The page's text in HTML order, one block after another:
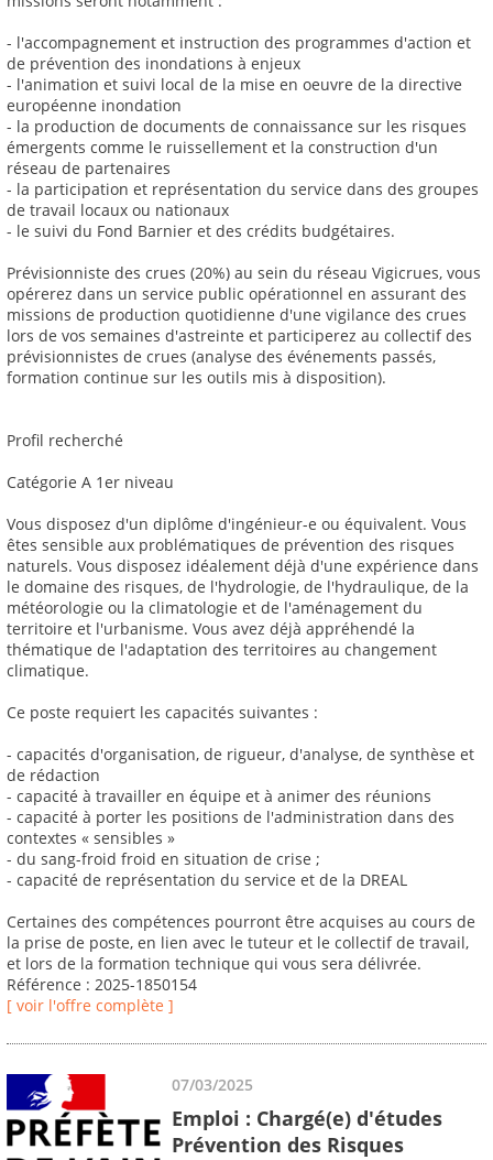
- l'accompagnement et instruction des programmes d'action et
de prévention des inondations à enjeux
- l'animation et suivi local de la mise en oeuvre de la directive
européenne inondation
- la production de documents de connaissance sur les risques
émergents comme le ruissellement et la construction d'un
réseau de partenaires
- la participation et représentation du service dans des groupes
de travail locaux ou nationaux
- le suivi du Fond Barnier et des crédits budgétaires.
Prévisionniste des crues (20%) au sein du réseau Vigicrues, vous
opérerez dans un service public opérationnel en assurant des
missions de production quotidienne d'une vigilance des crues
lors de vos semaines d'astreinte et participerez au collectif des
prévisionnistes de crues (analyse des événements passés,
formation continue sur les outils mis à disposition).
Profil recherché
Catégorie A 1er niveau
Vous disposez d'un diplôme d'ingénieur-e ou équivalent. Vous
êtes sensible aux problématiques de prévention des risques
naturels. Vous disposez idéalement déjà d'une expérience dans
le domaine des risques, de l'hydrologie, de l'hydraulique, de la
météorologie ou la climatologie et de l'aménagement du
territoire et l'urbanisme. Vous avez déjà appréhendé la
thématique de l'adaptation des territoires au changement
climatique.
Ce poste requiert les capacités suivantes :
- capacités d'organisation, de rigueur, d'analyse, de synthèse et
de rédaction
- capacité à travailler en équipe et à animer des réunions
- capacité à porter les positions de l'administration dans des
contextes « sensibles »
- du sang-froid froid en situation de crise ;
- capacité de représentation du service et de la DREAL
Certaines des compétences pourront être acquises au cours de
la prise de poste, en lien avec le tuteur et le collectif de travail,
et lors de la formation technique qui vous sera délivrée.
Référence : 2025-1850154
[ voir l'offre complète ]
07/03/2025
Emploi : Chargé(e) d'études
Prévention des Risques